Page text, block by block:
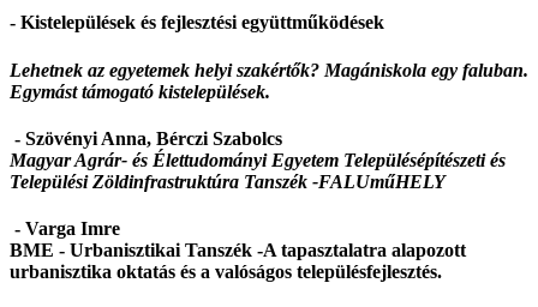
- Kistelepülések és fejlesztési együttműködések
Lehetnek az egyetemek helyi szakértők? Magániskola egy faluban.
Egymást támogató kistelepülések.
- Szövényi Anna, Bérczi Szabolcs
Magyar Agrár- és Élettudományi Egyetem Településépítészeti és
Települési Zöldinfrastruktúra Tanszék -FALUműHELY
- Varga Imre
BME - Urbanisztikai Tanszék -A tapasztalatra alapozott
urbanisztika oktatás és a valóságos településfejlesztés.